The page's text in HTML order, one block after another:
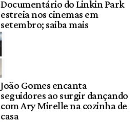
Documentário do Linkin Park
estreia nos cinemas em
setembro; saiba mais
João Gomes encanta
seguidores ao surgir dançando
com Ary Mirelle na cozinha de
casa